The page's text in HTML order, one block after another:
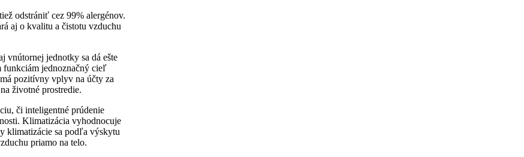
odstrániť cez 99% alergénov.
aj o kvalitu a čistotu vzduchu
vnútornej jednotky sa dá ešte
jednoznačný cieľ
pozitívny vplyv na účty za
životné prostredie.
či inteligentné prúdenie
Klimatizácia vyhodnocuje
klimatizácie sa podľa výskytu
priamo na telo.